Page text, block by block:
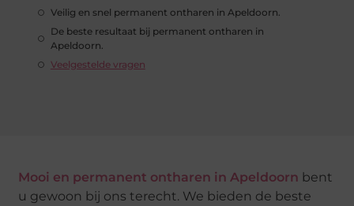
Veilig en snel permanent ontharen in Apeldoorn.
De beste resultaat bij permanent ontharen in
Apeldoorn.
Veelgestelde vragen
Mooi en permanent ontharen in Apeldoorn bent
u gewoon bij ons terecht. We bieden de beste